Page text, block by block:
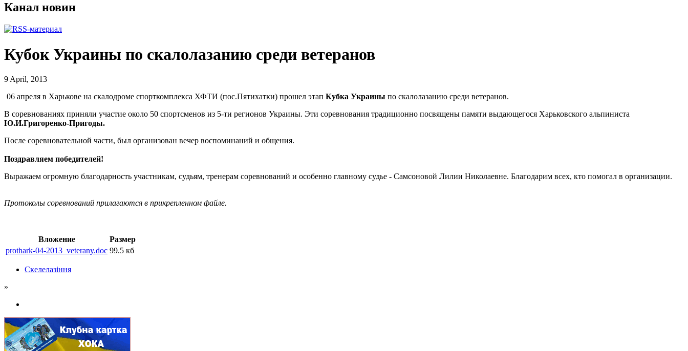
Канал новин
Кубок Украины по скалолазанию среди ветеранов
9 April, 2013
06 апреля в Харькове на скалодроме спорткомплекса ХФТИ (пос.Пятихатки) прошел этап Кубка Украины по скалолазанию среди ветеранов.
В соревнованиях приняли участие около 50 спортсменов из 5-ти регионов Украины. Эти соревнования традиционно посвящены памяти выдающегося Харьковского альпиниста
Ю.И.Григоренко-Пригоды.
После соревновательной части, был организован вечер воспоминаний и общения.
Поздравляем победителей!
Выражаем огромную благодарность участникам, судьям, тренерам соревнований и особенно главному судье - Самсоновой Лилии Николаевне. Благодарим всех, кто помогал в организации.
Протоколы соревнований прилагаются в прикрепленном файле.
Вложение
Размер
prothark-04-2013_veterany.doc 99.5 кб
Скелелазіння
»